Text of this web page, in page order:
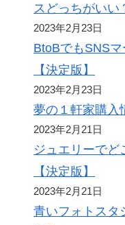
スどっちがいい
2023年2月23日
BtoBでもSNS
【決定版】
2023年2月23日
夢の１軒家購入
2023年2月21日
ジュエリーでど
【決定版】
2023年2月21日
青いフォトスタ